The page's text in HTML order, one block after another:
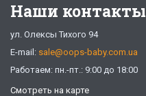
Наши контакты
ул. Олексы Тихого 94
E-mail: sale@oops-baby.com.ua
Работаем: пн.-пт.: 9:00 до 18:00
Смотреть на карте